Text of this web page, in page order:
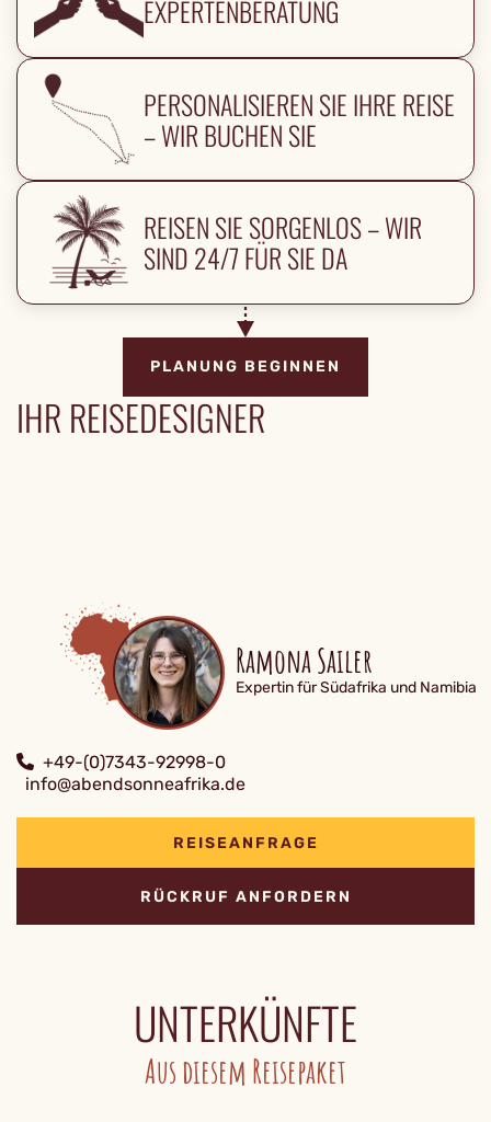
EXPERTENBERATUNG
PERSONALISIEREN SIE IHRE REISE
– WIR BUCHEN SIE
REISEN SIE SORGENLOS – WIR
SIND 24/7 FÜR SIE DA
PLANUNG BEGINNEN
IHR REISEDESIGNER
Ramona Sailer
Expertin für Südafrika und Namibia
+49-(0)7343-92998-0
info@abendsonneafrika.de
REISEANFRAGE
RÜCKRUF ANFORDERN
UNTERKÜNFTE
Aus diesem Reisepaket